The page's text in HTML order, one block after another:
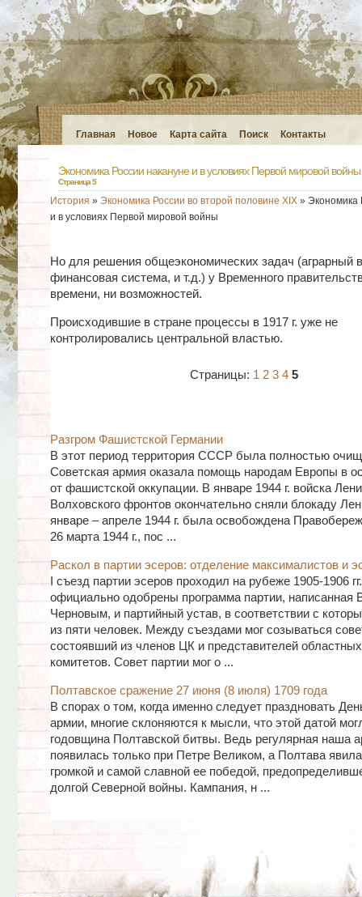
Главная Новое Карта сайта Поиск Контакты
Экономика России накануне и в условиях Первой мировой войны
Страница 5
История » Экономика России во второй половине XIX» Экономика
и в условиях Первой мировой войны
Но для решения общеэкономических задач (аграрный
финансовая система, и т.д.) у Временного
времени, ни возможностей.
Происходившие в стране процессы в 1917 г. уже не
контролировались центральной властью.
Страницы: 1 2 3 4 5
Разгром Фашистской Германии
В этот период территория СССР была полностью
Советская армия оказала помощь народам Европы в
от фашистской оккупации. В январе 1944 г. войска
Волховского фронтов окончательно сняли блокаду
январе – апреле 1944 г. была освобождена
26 марта 1944 г., пос ...
Раскол в партии эсеров: отделение максималистов и
I съезд партии эсеров проходил на рубеже 1905-1906
официально одобрены программа партии, написанная
Черновым, и партийный устав, в соответствии с
из пяти человек. Между съездами мог созываться
состоявший из членов ЦК и представителей
комитетов. Совет партии мог о ...
Полтавское сражение 27 июня (8 июля) 1709 года
В спорах о том, когда именно следует праздновать
армии, многие склоняются к мысли, что этой датой
годовщина Полтавской битвы. Ведь регулярная наша
появилась только при Петре Великом, а Полтава
громкой и самой славной ее победой,
долгой Северной войны. Кампания, н ...